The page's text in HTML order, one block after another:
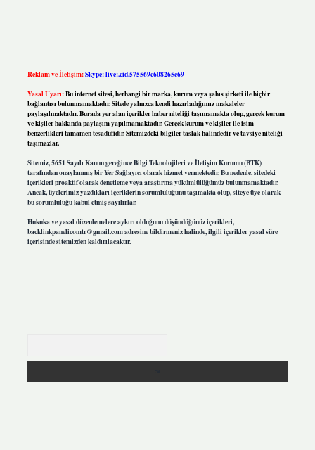
Reklam ve İletişim:Skype: live:.cid.575569c608265c69
Yasal Uyarı:Bu internet sitesi, herhangi bir marka, kurum veya şahıs şirketi ile hiçbir
bağlantısı bulunmamaktadır. Sitede yalnızca kendi hazırladığımız makaleler
paylaşılmaktadır. Burada yer alan içerikler haber niteliği taşımamakta olup, gerçek kurum
ve kişiler hakkında paylaşım yapılmamaktadır. Gerçek kurum ve kişiler ile isim
benzerlikleri tamamen tesadüfidir. Sitemizdeki bilgiler taslak halindedir ve tavsiye niteliği
taşımazlar.
Sitemiz, 5651 Sayılı Kanun gereğince Bilgi Teknolojileri ve İletişim Kurumu (BTK)
tarafından onaylanmış bir Yer Sağlayıcı olarak hizmet vermektedir. Bu nedenle, sitedeki
içerikleri proaktif olarak denetleme veya araştırma yükümlülüğümüz bulunmamaktadır.
Ancak, üyelerimiz yazdıkları içeriklerin sorumluluğunu taşımakta olup, siteye üye olarak
bu sorumluluğu kabul etmiş sayılırlar.
Hukuka ve yasal düzenlemelere aykırı olduğunu düşündüğünüz içerikleri,
backlinkpanelicomtr@gmail.comadresine bildirmeniz halinde, ilgili içerikler yasal süre
içerisinde sitemizden kaldırılacaktır.